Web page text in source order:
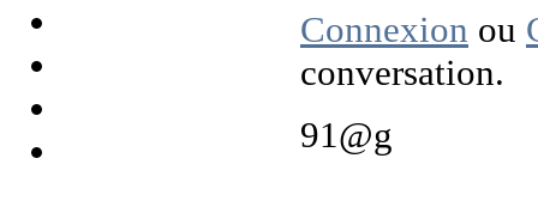
Connexion ou
conversation.
91@g